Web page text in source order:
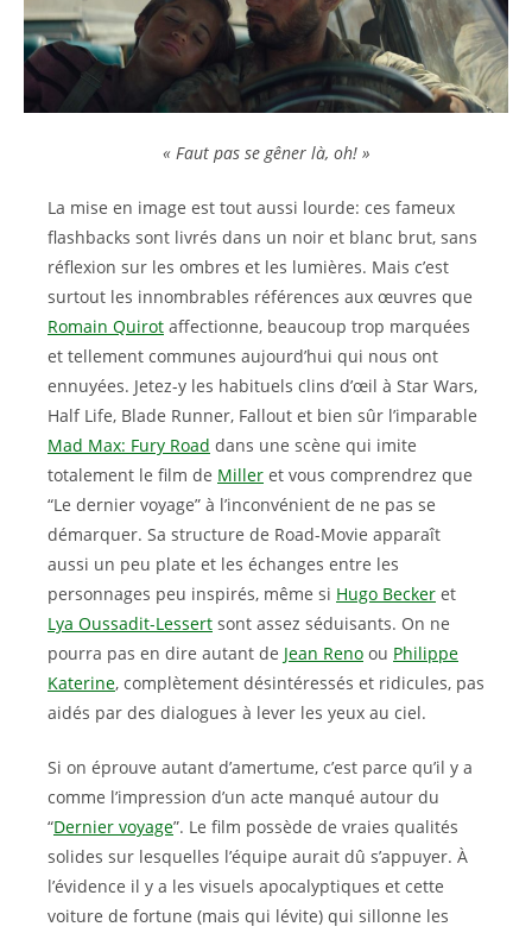
« Faut pas se gêner là, oh! »
La mise en image est tout aussi lourde: ces fameux
flashbacks sont livrés dans un noir et blanc brut, sans
réflexion sur les ombres et les lumières. Mais c’est
surtout les innombrables références aux œuvres que
Romain Quirot affectionne, beaucoup trop marquées
et tellement communes aujourd’hui qui nous ont
ennuyées. Jetez-y les habituels clins d’œil à Star Wars,
Half Life, Blade Runner, Fallout et bien sûr l’imparable
Mad Max: Fury Road dans une scène qui imite
totalement le film de Miller et vous comprendrez que
“Le dernier voyage” à l’inconvénient de ne pas se
démarquer. Sa structure de Road-Movie apparaît
aussi un peu plate et les échanges entre les
personnages peu inspirés, même si Hugo Becker et
Lya Oussadit-Lessert sont assez séduisants. On ne
pourra pas en dire autant de Jean Reno ou Philippe
Katerine, complètement désintéressés et ridicules, pas
aidés par des dialogues à lever les yeux au ciel.
Si on éprouve autant d’amertume, c’est parce qu’il y a
comme l’impression d’un acte manqué autour du
“Dernier voyage”. Le film possède de vraies qualités
solides sur lesquelles l’équipe aurait dû s’appuyer. À
l’évidence il y a les visuels apocalyptiques et cette
voiture de fortune (mais qui lévite) qui sillonne les